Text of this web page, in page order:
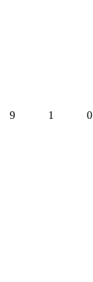
9 1 0